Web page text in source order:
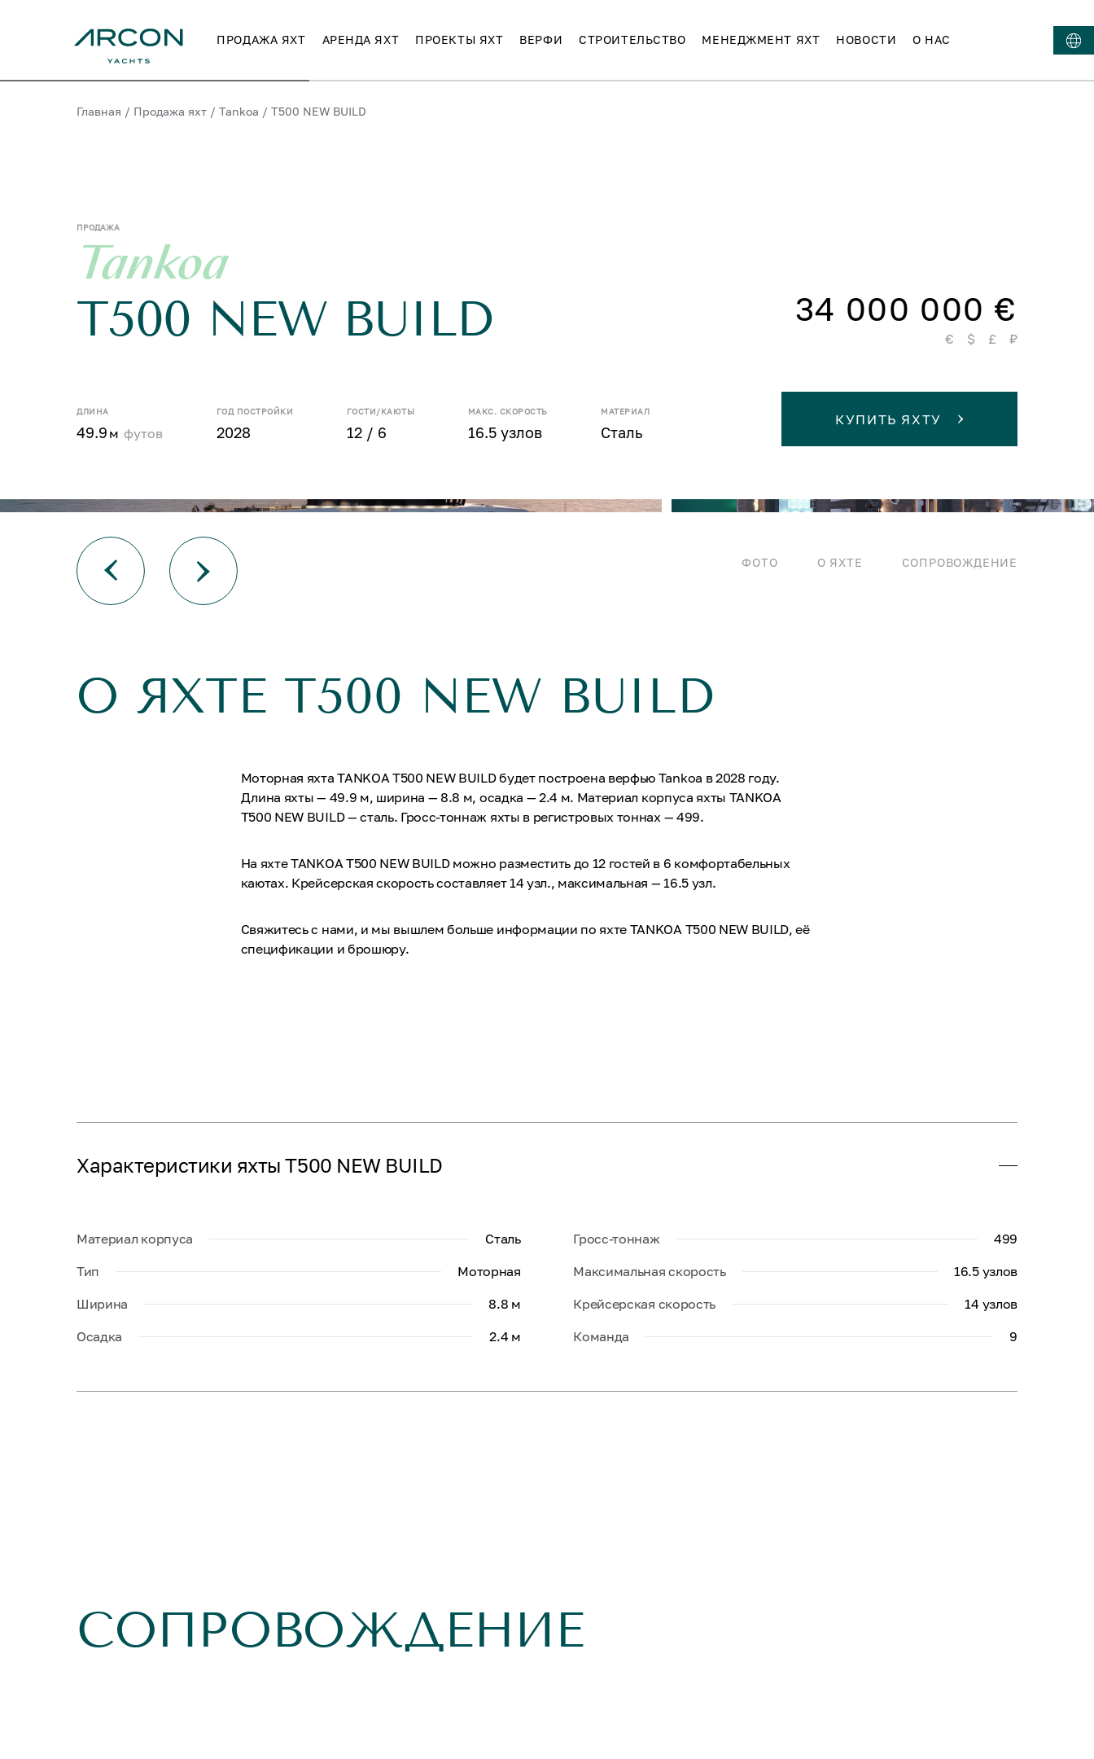
ПРОДАЖА ЯХТ АРЕНДА ЯХТ ПРОЕКТЫ ЯХТ ВЕРФИ СТРОИТЕЛЬСТВО МЕНЕДЖМЕНТ ЯХТ НОВОСТИ О НАС
Главная / Продажа яхт / Tankoa / T500 NEW BUILD
ПРОДАЖА
Tankoa
T500 NEW BUILD 34 000 000 €
€ $ £ ₽
ДЛИНА
49.9 м футов
ГОД ПОСТРОЙКИ
2028
ГОСТИ/КАЮТЫ
12 / 6
МАКС. СКОРОСТЬ
16.5 узлов
МАТЕРИАЛ
Сталь
КУПИТЬ ЯХТУ
ФОТО О ЯХТЕ СОПРОВОЖДЕНИЕ
О ЯХТЕ T500 NEW BUILD
Моторная яхта TANKOA T500 NEW BUILD будет построена верфью Tankoa в 2028 году.
Длина яхты — 49.9 м, ширина — 8.8 м, осадка — 2.4 м. Материал корпуса яхты TANKOA
T500 NEW BUILD — сталь. Гросс-тоннаж яхты в регистровых тоннах — 499.
На яхте TANKOA T500 NEW BUILD можно разместить до 12 гостей в 6 комфортабельных
каютах. Крейсерская скорость составляет 14 узл., максимальная — 16.5 узл.
Свяжитесь с нами, и мы вышлем больше информации по яхте TANKOA T500 NEW BUILD, её
спецификации и брошюру.
Характеристики яхты T500 NEW BUILD
Материал корпуса
Сталь
Тип
Моторная
Ширина
8.8 м
Осадка
2.4 м
Гросс-тоннаж
499
Максимальная скорость
16.5 узлов
Крейсерская скорость
14 узлов
Команда
9
СОПРОВОЖДЕНИЕ